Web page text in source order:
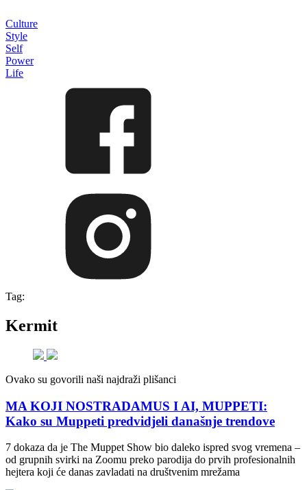
Culture
Style
Self
Power
Life
Tag:
Kermit
Ovako su govorili naši najdraži plišanci
MA KOJI NOSTRADAMUS I AI, MUPPETI:
Kako su Muppeti predvidjeli današnje trendove
7 dokaza da je The Muppet Show bio daleko ispred svog vremena –
od grupnih svirki na Zoomu preko parodija do prvih profesionalnih
hejtera koji će danas zavladati na društvenim mrežama